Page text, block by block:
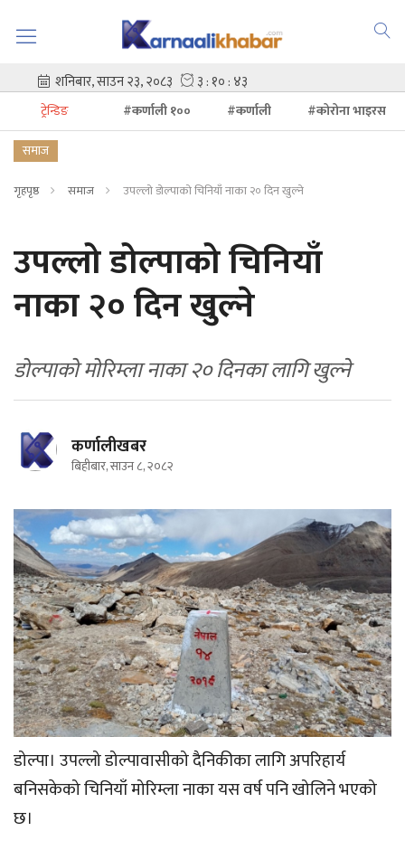
ट्रेन्डिङ #कर्णाली १०० #कर्णाली
#कोरोना भाइरस
समाज
गृहपृष्ठ समाज उपल्लो डोल्पाको चिनियाँ नाका २० दिन खुल्ने
उपल्लो डोल्पाको चिनियाँ
नाका २० दिन खुल्ने
डोल्पाको मोरिम्ला नाका २० दिनका लागि खुल्ने
कर्णालीखबर
बिहीबार, साउन ८, २०८२
डोल्पा। उपल्लो डोल्पावासीको दैनिकीका लागि अपरिहार्य
बनिसकेको चिनियाँ मोरिम्ला नाका यस वर्ष पनि खोलिने भएको
छ।